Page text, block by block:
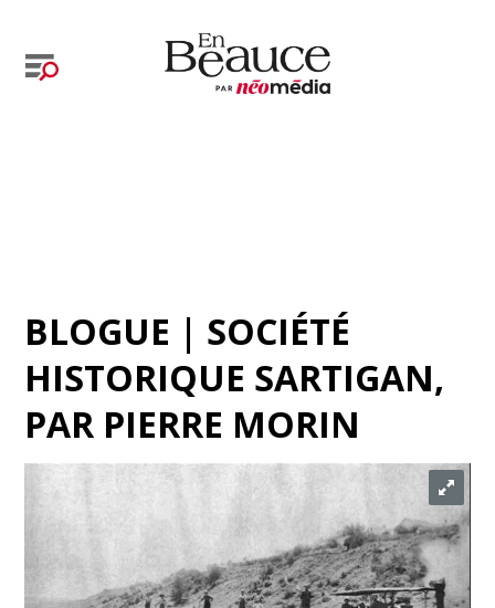
BLOGUE | SOCIÉTÉ
HISTORIQUE SARTIGAN,
PAR PIERRE MORIN